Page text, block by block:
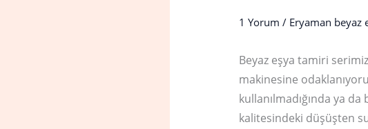
1 Yorum / Eryaman beyaz
Beyaz eşya tamiri
makinesine
kullanılmadığında ya
kalitesindeki düşüşten su